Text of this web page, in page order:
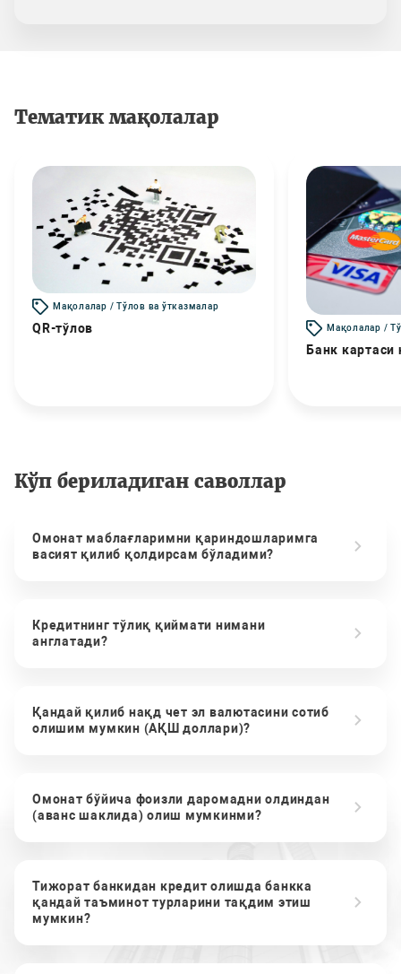
Тематик мақолалар
Мақолалар / Тўлов ва ўтказмалар
QR-тўлов Мақолалар /
Банк картаси
Кўп бериладиган саволлар
Омонат маблағларимни қариндошларимга
васият қилиб қолдирсам бўладими?
Кредитнинг тўлиқ қиймати нимани
англатади?
Қандай қилиб нақд чет эл валютасини сотиб
олишим мумкин (АҚШ доллари)?
Омонат бўйича фоизли даромадни олдиндан
(аванс шаклида) олиш мумкинми?
Тижорат банкидан кредит олишда банкка
қандай таъминот турларини тақдим этиш
мумкин?